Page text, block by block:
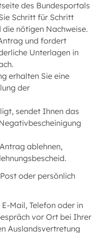
des Bundesportals
Schritt für Schritt
nötigen Nachweise.
und fordert
Unterlagen in
erhalten Sie eine
der
sendet Ihnen das
ablehnen,
oder persönlich
Mail, Telefon oder in
vor Ort bei Ihrer
Auslandsvertretung